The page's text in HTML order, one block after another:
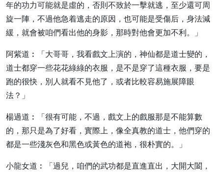
年的功力可能就是虛的，否則不致於一擊就逃，至少還可周
旋一陣，不過他急着逃走的原因，也可能是受傷后，身法減
緩，就會被咱們看出他的身影，那時對他會更加不利。」
阿紫道︰「大哥哥，我看戲文上演的，神仙都是道士變的，
道士都穿一些花花綠綠的衣服，是不是穿了這種衣服，要是
跑的很快，別人就看不見他了，或者比較容易施展障眼
法？」
楊過道︰「很有可能，不過，戲文上的戲服那是不能算數
的，那只是為了好看，實際上，像全真教的道士，他們穿的
都是一些淺灰色和黑色或黃色的道袍，很朴實的。」
小龍女道︰「過兒，咱們的武功都是直進直出，大開大闔，